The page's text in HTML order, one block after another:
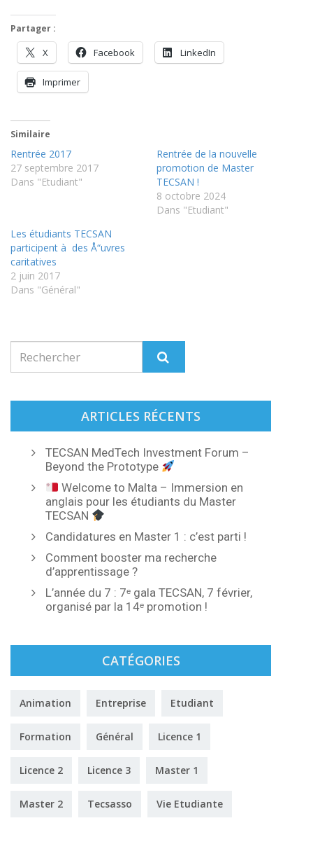
Partager :
X Facebook LinkedIn
Imprimer
Similaire
Rentrée 2017
27 septembre 2017
Dans "Etudiant"
Rentrée de la nouvelle
promotion de Master
TECSAN !
8 octobre 2024
Dans "Etudiant"
Les étudiants TECSAN
participent à des Å“uvres
caritatives
2 juin 2017
Dans "Général"
ARTICLES RÉCENTS
TECSAN MedTech Investment Forum –
Beyond the Prototype
Welcome to Malta – Immersion en
anglais pour les étudiants du Master
TECSAN
Candidatures en Master 1 : c’est parti !
Comment booster ma recherche
d’apprentissage ?
L’année du 7 : 7ᵉ gala TECSAN, 7 février,
organisé par la 14ᵉ promotion !
CATÉGORIES
Animation Entreprise Etudiant
Formation Général Licence 1
Licence 2 Licence 3 Master 1
Master 2 Tecsasso Vie Etudiante